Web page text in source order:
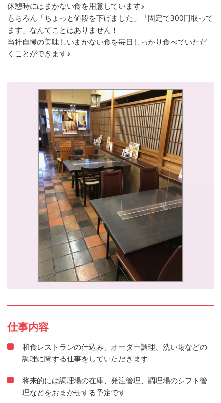
休憩時にはまかない食を用意しています♪
もちろん「ちょっと値段を下げました」「固定で300円取って
ます」なんてことはありません！
当社自慢の美味しいまかない食を毎日しっかり食べていただ
くことができます♪
仕事内容
和食レストランの仕込み、オーダー調理、洗い場などの
調理に関する仕事をしていただきます
将来的には調理場の在庫、発注管理、調理場のシフト管
理などをおまかせする予定です